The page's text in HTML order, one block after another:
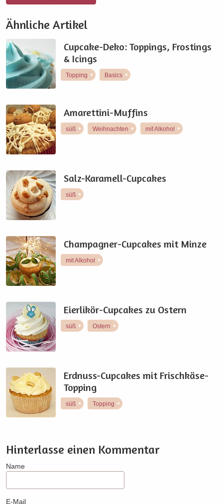
Ähnliche Artikel
Cupcake-Deko: Toppings, Frostings
& Icings
Topping Basics
Amarettini-Muffins
süß Weihnachten mit Alkohol
Salz-Karamell-Cupcakes
süß
Champagner-Cupcakes mit Minze
mit Alkohol
Eierlikör-Cupcakes zu Ostern
süß Ostern
Erdnuss-Cupcakes mit Frischkäse-
Topping
süß Topping
Hinterlasse einen Kommentar
Name
E-Mail